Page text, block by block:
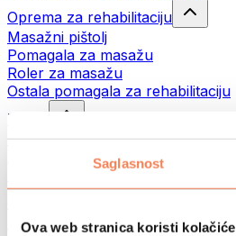
Saglasnost
Ova web stranica koristi kolačiće
Oprema za rehabilitaciju
Masažni pištolj
Pomagala za masažu
Roler za masažu
Ostala pomagala za rehabilitaciju
Torbe
Torbe za hranu
Sportske torbe
Trčanje